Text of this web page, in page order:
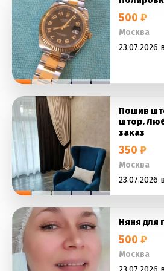
500 ₽
Москва
23.07.2026
Пошив
штор.
заказ
350 ₽
Москва
23.07.2026
Няня для
500 ₽
Москва